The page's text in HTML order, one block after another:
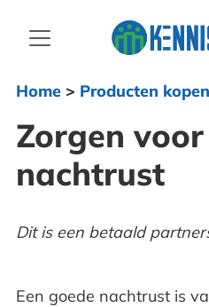
Home> Producten kopen
Zorgen
nachtrust
Dit is een betaald
Een goede nachtrust is